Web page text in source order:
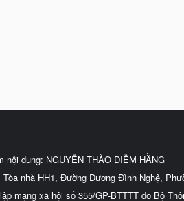
nội dung: NGUYỄN THẢO DIỄM HẰNG
nhà HH1, Đường Dương Đình Nghệ,
mạng xã hội số 355/GP-BTTTT do Bộ